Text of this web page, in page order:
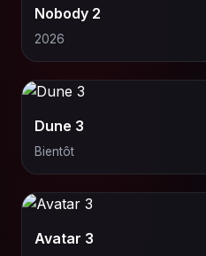
Nobody 2
2026
Dune 3
Bientôt
Avatar 3